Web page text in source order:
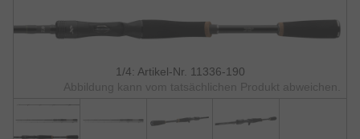
1/4: Artikel-Nr. 11336-190
Abbildung kann vom tatsächlichen Produkt abweichen.